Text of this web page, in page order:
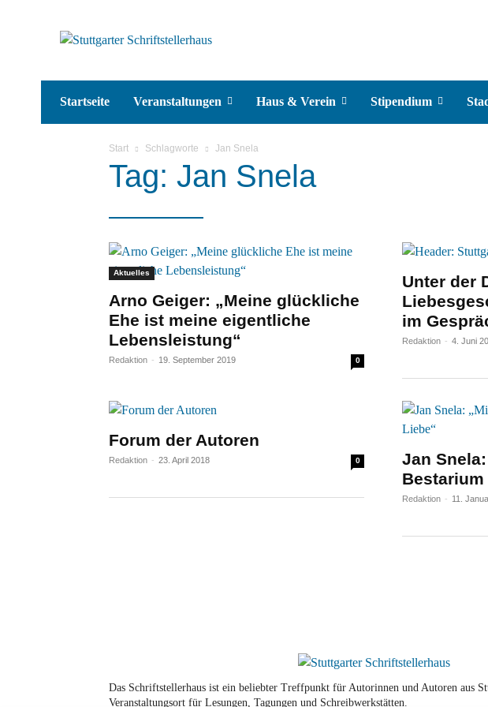
Startseite Veranstaltungen Haus & Verein Stipendium
Start Schlagworte Jan Snela
Tag: Jan Snela
Aktuelles
Arno Geiger: „Meine glückliche
Ehe ist meine eigentliche
Lebensleistung“
Redaktion - 19. September 2019 0
Unter der
im
Redaktion - 4. Juni
Forum der Autoren
Redaktion - 23. April 2018 0
Jan
Bestarium
Redaktion - 11.
Das Schriftstellerhaus ist ein beliebter Treffpunkt für Autorinnen und Autoren aus
Veranstaltungsort für Lesungen, Tagungen und Schreibwerkstätten.